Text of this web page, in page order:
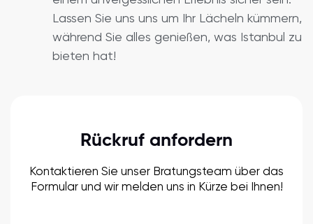
Lassen Sie uns uns um Ihr Lächeln kümmern,
während Sie alles genießen, was Istanbul zu
bieten hat!
Rückruf anfordern
Kontaktieren Sie unser Bratungsteam über das
Formular und wir melden uns in Kürze bei Ihnen!